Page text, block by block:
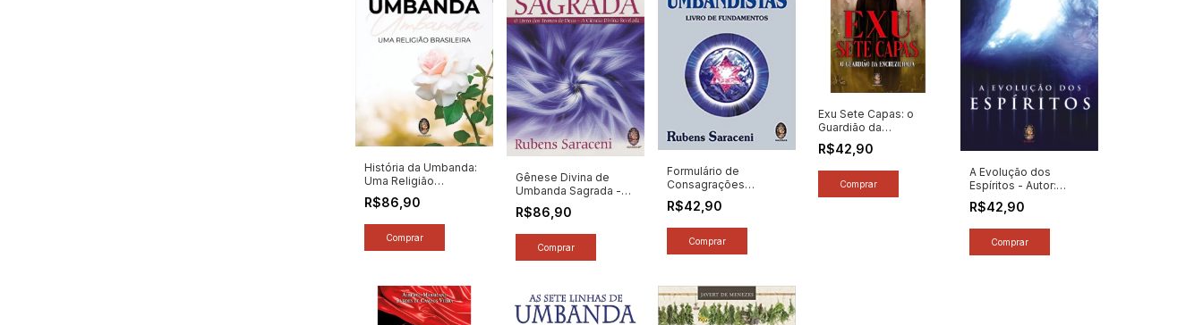
História da Umbanda:
Uma Religião
Brasileira - Autor:
Alexandre Cumino
(2024) [novo]
R$86,90
Gênese Divina de
Umbanda Sagrada -
Autor: Rubens
Saraceni (2024) [novo]
R$86,90
Formulário de
Consagrações
Umbandistas: de
Fundamentos - Autor:
Rubens Saraceni
(2023) [novo]
R$42,90
Exu Sete Capas: o
Guardião da
Encruzilhada - Autor:
Carlos Casimiro (2023)
[novo]
R$42,90
A Evolução dos
Espíritos - Autor:
Rubens Saraceni
(2024) [novo]
R$42,90